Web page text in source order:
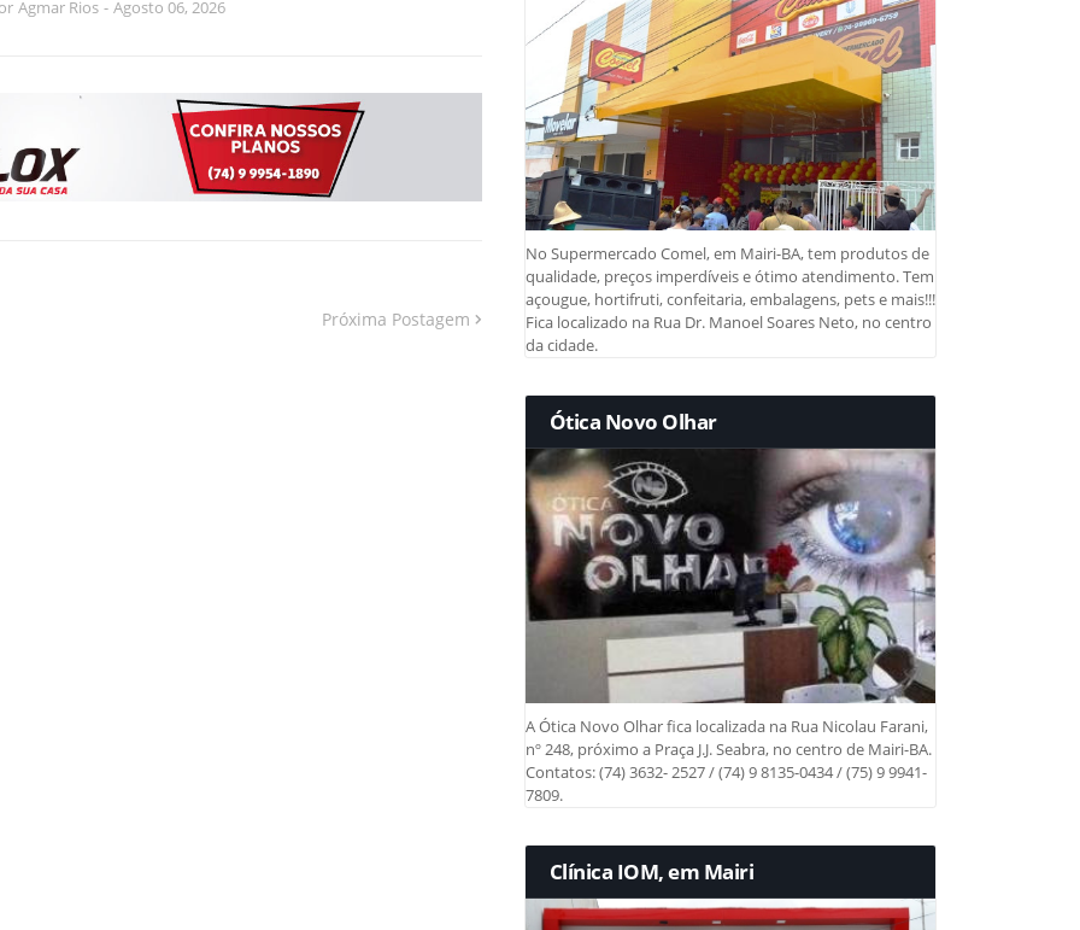
Agmar Rios - Agosto 06, 2026
Próxima Postagem
No Supermercado Comel, em Mairi-BA, tem produtos de
qualidade, preços imperdíveis e ótimo atendimento. Tem
açougue, hortifruti, confeitaria, embalagens, pets e mais!!!
Fica localizado na Rua Dr. Manoel Soares Neto, no centro
da cidade.
Ótica Novo Olhar
A Ótica Novo Olhar fica localizada na Rua Nicolau Farani,
nº 248, próximo a Praça J.J. Seabra, no centro de Mairi-BA.
Contatos: (74) 3632- 2527 / (74) 9 8135-0434 / (75) 9 9941-
7809.
Clínica IOM, em Mairi